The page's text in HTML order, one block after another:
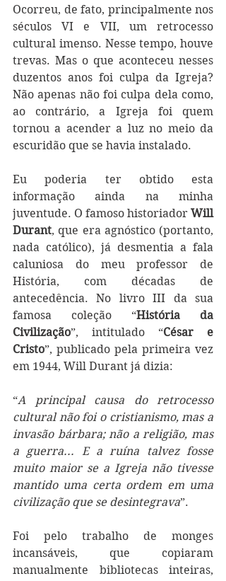
Ocorreu, de fato, principalmente nos
séculos VI e VII, um retrocesso
cultural imenso. Nesse tempo, houve
trevas. Mas o que aconteceu nesses
duzentos anos foi culpa da Igreja?
Não apenas não foi culpa dela como,
ao contrário, a Igreja foi quem
tornou a acender a luz no meio da
escuridão que se havia instalado.
Eu poderia ter obtido esta
informação ainda na minha
juventude. O famoso historiador Will
Durant, que era agnóstico (portanto,
nada católico), já desmentia a fala
caluniosa do meu professor de
História, com décadas de
antecedência. No livro III da sua
famosa coleção “História da
Civilização”, intitulado “César e
Cristo”, publicado pela primeira vez
em 1944, Will Durant já dizia:
“A principal causa do retrocesso
cultural não foi o cristianismo, mas a
invasão bárbara; não a religião, mas
a guerra... E a ruína talvez fosse
muito maior se a Igreja não tivesse
mantido uma certa ordem em uma
civilização que se desintegrava”.
Foi pelo trabalho de monges
incansáveis, que copiaram
manualmente bibliotecas inteiras,